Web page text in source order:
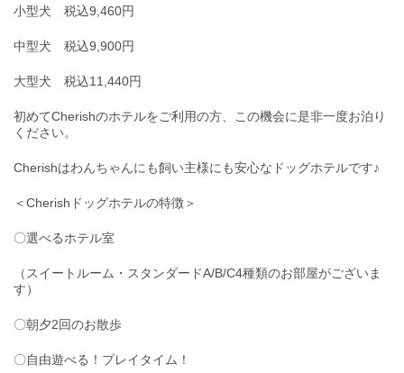
小型犬 税込9,460円
中型犬 税込9,900円
大型犬 税込11,440円
初めてCherishのホテルをご利用の方、この機会に是非一度お泊り
ください。
Cherishはわんちゃんにも飼い主様にも安心なドッグホテルです♪
＜Cherishドッグホテルの特徴＞
〇選べるホテル室
（スイートルーム・スタンダードA/B/C4種類のお部屋がございま
す）
〇朝夕2回のお散歩
〇自由遊べる！プレイタイム！